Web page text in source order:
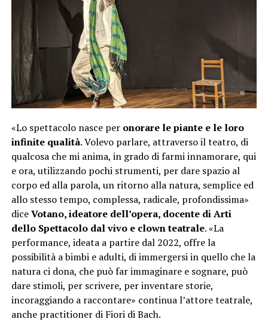
«Lo spettacolo nasce per onorare le piante e le loro
infinite qualità. Volevo parlare, attraverso il teatro, di
qualcosa che mi anima, in grado di farmi innamorare, qui
e ora, utilizzando pochi strumenti, per dare spazio al
corpo ed alla parola, un ritorno alla natura, semplice ed
allo stesso tempo, complessa, radicale, profondissima»
diceVotano, ideatore dell’opera, docente di Arti
dello Spettacolo dal vivo e clown teatrale. «La
performance, ideata a partire dal 2022, offre la
possibilità a bimbi e adulti, di immergersi in quello che la
natura ci dona, che può far immaginare e sognare, può
dare stimoli, per scrivere, per inventare storie,
incoraggiando a raccontare» continua l’attore teatrale,
anche practitioner di Fiori di Bach.